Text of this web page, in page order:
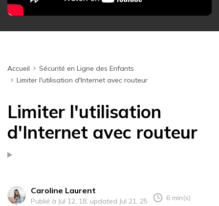
Accueil
Sécurité en Ligne des Enfants
Limiter l'utilisation d'Internet avec routeur
Limiter l'utilisation
d'Internet avec routeur
Caroline Laurent
Publié à Jul 12, 18, updated Jul 21, 25 6 min(s)